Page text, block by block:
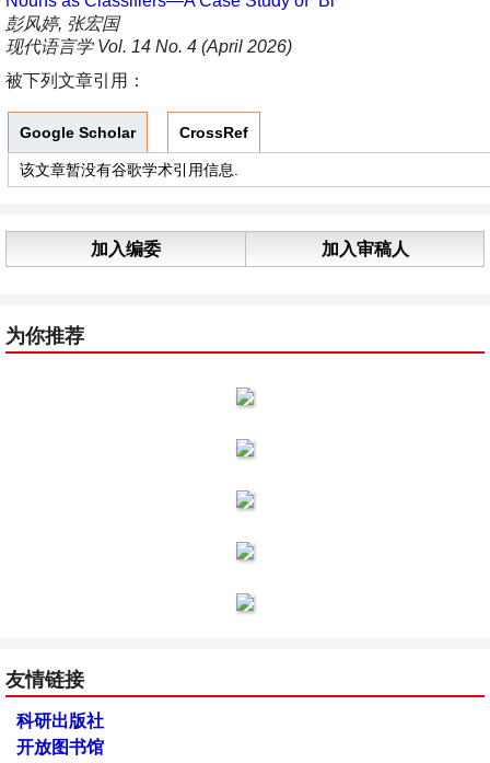
彭风婷, 张宏国
现代语言学 Vol. 14 No. 4 (April 2026)
被下列文章引用：
Google Scholar CrossRef
该文章暂没有谷歌学术引用信息.
加入编委 加入审稿人
为你推荐
友情链接
科研出版社
开放图书馆